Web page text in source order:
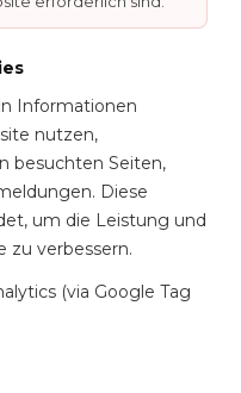
Informationen
nutzen,
besuchten Seiten,
Diese
um die Leistung und
zu verbessern.
(via Google Tag